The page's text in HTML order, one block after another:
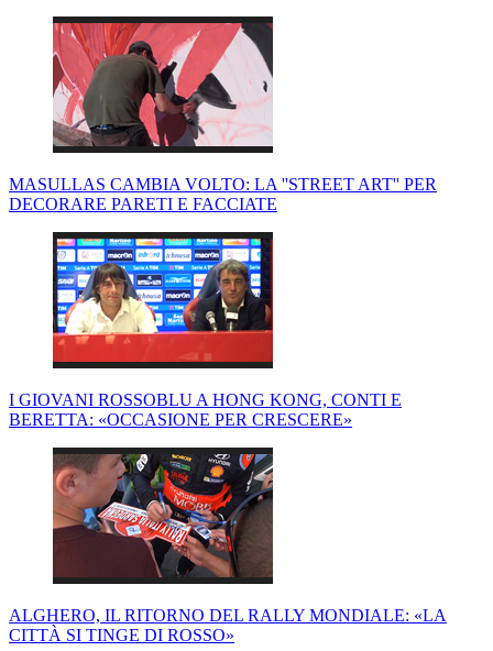
MASULLAS CAMBIA VOLTO: LA ''STREET ART'' PER
DECORARE PARETI E FACCIATE
I GIOVANI ROSSOBLU A HONG KONG, CONTI E
BERETTA: «OCCASIONE PER CRESCERE»
ALGHERO, IL RITORNO DEL RALLY MONDIALE: «LA
CITTÀ SI TINGE DI ROSSO»